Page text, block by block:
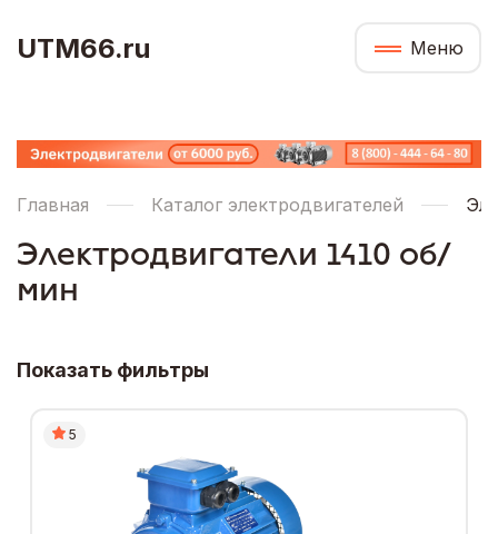
UTM66.ru Меню
Главная Каталог электродвигателей
Электродвигатели 1410 об/
мин
Показать фильтры
5